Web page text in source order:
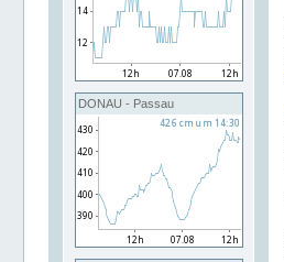
DONAU - Passau